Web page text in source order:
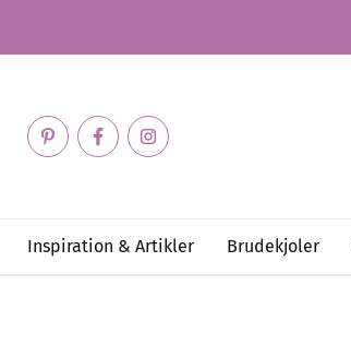
Inspiration & Artikler Brudekjoler